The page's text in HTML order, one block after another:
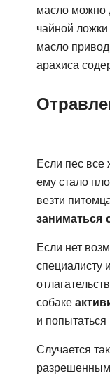
масло можно
чайной
масло
арахиса
Если пес все
ему стало
везти
заниматься
Если нет
специалисту
собаке
и попытаться
Случается
разрешенным